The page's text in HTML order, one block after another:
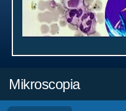
Mikroscopia